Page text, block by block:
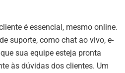
é essencial, mesmo online.
suporte, como chat ao vivo, e-
sua equipe esteja pronta
às dúvidas dos clientes. Um